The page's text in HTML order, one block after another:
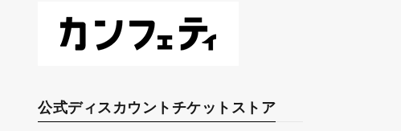
公式ディスカウントチケットストア